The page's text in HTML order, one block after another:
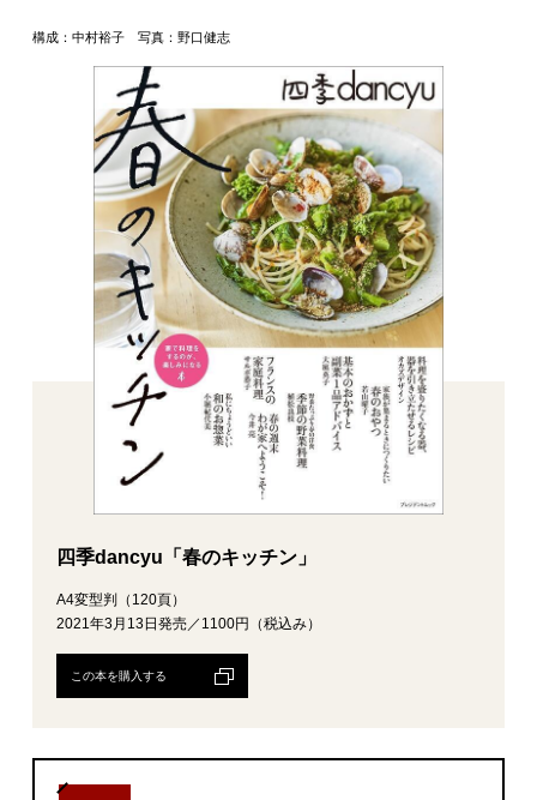
構成：中村裕子 写真：野口健志
四季dancyu「春のキッチン」
A4変型判（120頁）
2021年3月13日発売／1100円（税込み）
この本を購入する